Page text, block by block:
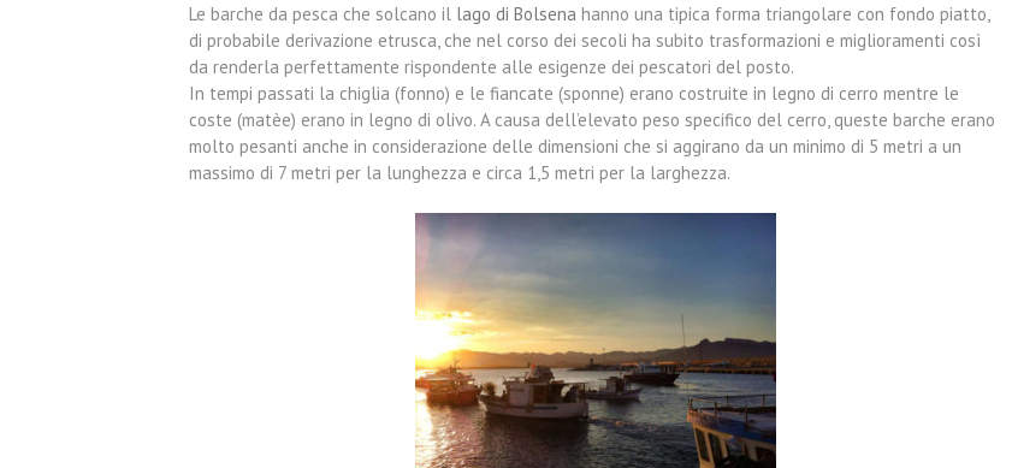
Le barche da pesca che solcano il lago di Bolsena hanno una tipica forma triangolare con fondo piatto,
di probabile derivazione etrusca, che nel corso dei secoli ha subito trasformazioni e miglioramenti così
da renderla perfettamente rispondente alle esigenze dei pescatori del posto.
In tempi passati la chiglia (fonno) e le fiancate (sponne) erano costruite in legno di cerro mentre le
coste (matèe) erano in legno di olivo. A causa dell’elevato peso specifico del cerro, queste barche erano
molto pesanti anche in considerazione delle dimensioni che si aggirano da un minimo di 5 metri a un
massimo di 7 metri per la lunghezza e circa 1,5 metri per la larghezza.